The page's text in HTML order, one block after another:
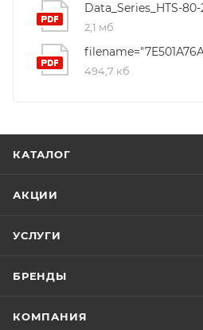
Data_Series_HTS-
2,1 мб
494,7 кб
КАТАЛОГ
АКЦИИ
УСЛУГИ
БРЕНДЫ
КОМПАНИЯ